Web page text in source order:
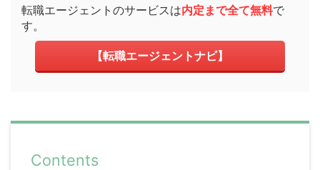
転職エージェントのサービスは内定まで全て無料で
す。
【転職エージェントナビ】
Contents